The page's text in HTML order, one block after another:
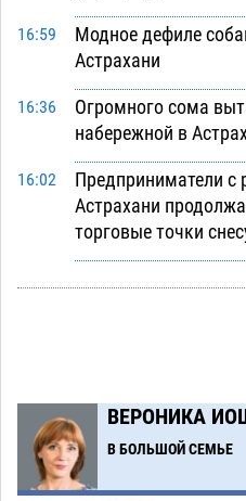
16:59
Модное дефиле
Астрахани
16:36
Огромного сома
набережной в
16:02
Предприниматели с
Астрахани
торговые точки
на новой
в музее Пушкина в
13:50
Мэрия Астрахани
зеленые зоны на
ВЕРОНИКА
В БОЛЬШОЙ СЕМЬЕ